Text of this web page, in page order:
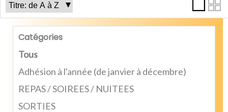
Catégories
Tous
Adhésion à l'année (de janvier à décembre)
REPAS / SOIREES / NUITEES
SORTIES